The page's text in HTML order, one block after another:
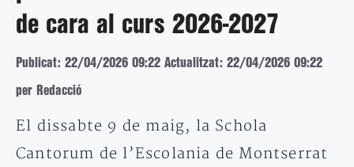
de cara al curs 2026-2027
Publicat: 22/04/2026 09:22 Actualitzat: 22/04/2026 09:22
per Redacció
El dissabte 9 de maig, la Schola
Cantorum de l’Escolania de Montserrat